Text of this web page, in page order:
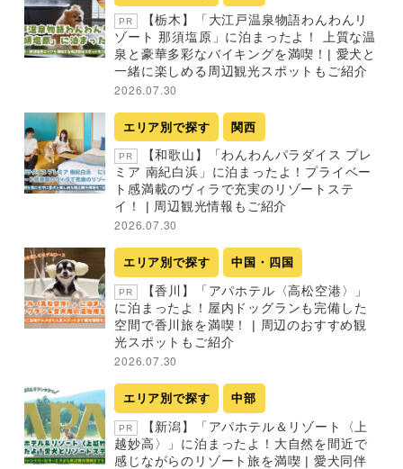
PR
【栃木】「大江戸温泉物語わんわんリ
ゾート 那須塩原」に泊まったよ！ 上質な温
泉と豪華多彩なバイキングを満喫！| 愛犬と
一緒に楽しめる周辺観光スポットもご紹介
2026.07.30
エリア別で探す 関西
PR
【和歌山】「わんわんパラダイス プレ
ミア 南紀白浜」に泊まったよ！プライベー
ト感満載のヴィラで充実のリゾートステ
イ！ | 周辺観光情報もご紹介
2026.07.30
エリア別で探す 中国・四国
PR
【香川】「アパホテル〈高松空港〉」
に泊まったよ！屋内ドッグランも完備した
空間で香川旅を満喫！ | 周辺のおすすめ観
光スポットもご紹介
2026.07.30
エリア別で探す 中部
PR
【新潟】「アパホテル＆リゾート〈上
越妙高〉」に泊まったよ！大自然を間近で
感じながらのリゾート旅を満喫 | 愛犬同伴